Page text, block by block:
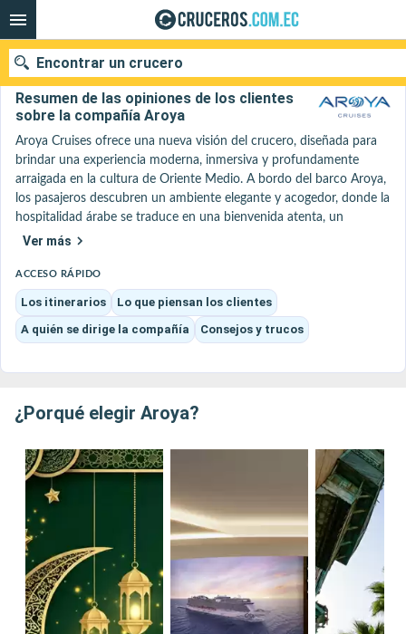
Aroya : Nuestras ofertas de cruceros 2026 - 2027
Resumen de las opiniones de los clientes
sobre la compañía Aroya
Aroya Cruises ofrece una nueva visión del crucero, diseñada para
brindar una experiencia moderna, inmersiva y profundamente
arraigada en la cultura de Oriente Medio. A bordo del barco Aroya,
los pasajeros descubren un ambiente elegante y acogedor, donde la
hospitalidad árabe se traduce en una bienvenida atenta, un
ambiente familiar y espacios diseñados para reunirse, relajarse o
La experiencia a bordo se distingue por un ambiente acogedor y
refinado, con una programación adaptada a todos, que combina
entretenimiento, momentos de relajación y actividades culturales.
Las instalaciones son modernas y amplias, e incluyen piscinas, spa y
para las mujeres, diseñados para ofrecer comodidad, intimidad y
La gastronomía es un pilar fundamental, con una variada oferta
totalmente certificada 100 % halal, que combina especialidades de
conceptos distintos.
Las rutas permiten descubrir los países del Golfo, con escalas
emblemáticas como Dubái, Abu Dabi o Doha, para una inmersión
completa entre modernidad y tradiciones.
Un crucero de nueva generación, elegante y cultural, ideal para
descubrir el Golfo en un entorno respetuoso, cómodo y exótico.
Encuentre aquí todos los consejos más populares
Ver más
ACCESO RÁPIDO
Los itinerarios
Lo que piensan los clientes
A quién se dirige la compañía
Consejos y trucos
¿Porqué elegir Aroya?
Encontrar un crucero
Nuestros destinos
Fecha de salida
Puertos
Buscar